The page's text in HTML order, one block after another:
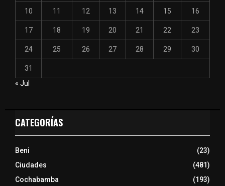
10 11 12 13 14 15 16
17 18 19 20 21 22 23
24 25 26 27 28 29 30
31
« Jul
CATEGORÍAS
Beni
(23)
Ciudades
(481)
Cochabamba
(193)